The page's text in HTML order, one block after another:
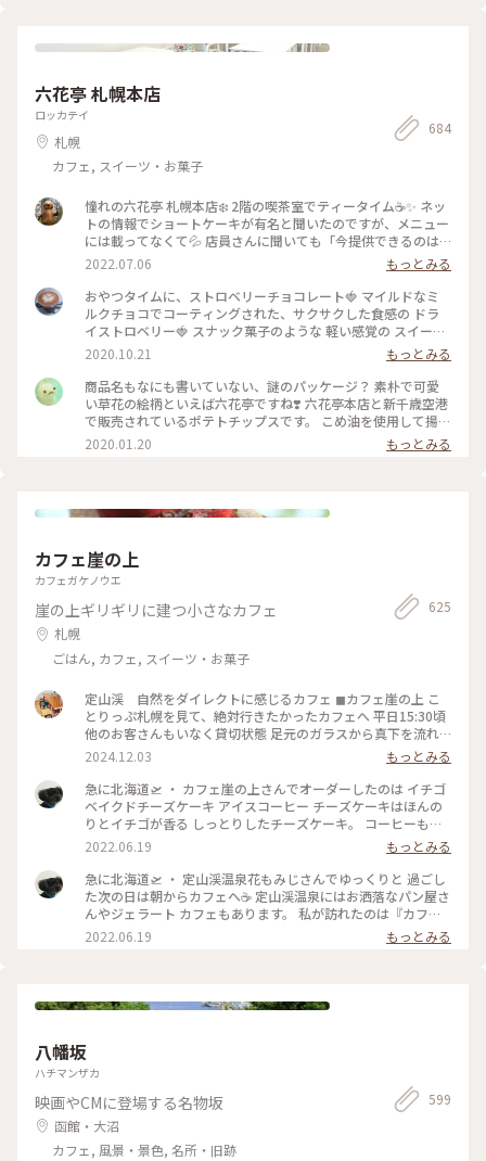
造民家コーヒーの店#レトロ喫茶#札幌カフェ#ゆるりカフェ時
だろうな (coffee & something) ガトーフロマージュもほんの
六花亭 札幌本店
ロッカテイ
札幌
カフェ, スイーツ・お菓子
684
憧れの六花亭 札幌本店❄️ 2階の喫茶室でティータイム☕️✨ ネッ
トの情報でショートケーキが有名と聞いたのですが、メニュー
には載ってなくて💦 店員さんに聞いても「今提供できるのは
メニューにあるものだけです」と言われたのでプディングケー
キにしてみました🍮 しっかりとした固めプリンが食べ応えバ
ツグン😋 やっぱり六花亭はプリンも美味しい💕 喫茶室を満喫
することができて良かったのですが、店舗限定のマルセイアイ
スサンドは喫茶室の順番待ちをしなくてもコーヒースタンドで
いただけたので、そっちでもよかったかもなんて思ったり😅 1
階ではお土産などの商品が販売されていました🎁 人気のお菓
子もバラで売られているので好きな数だけ買えて便利♪ 私は
自宅に配送してもらうことにして、細かい個数で注文させても
らいました😊 ポテトチップス以外はどれでも帯広の工場から
直送してもらえるようです🚛 後日、ギッシリと箱詰めされた
お菓子がクール便で届きました😆 こんなにあったら当分お菓
幌 #六花亭 #プリン #北海道土産 #Myことりっぷ
2022.07.06
もっとみる
おやつタイムに、ストロベリーチョコレート🍓 マイルドなミ
ルクチョコでコーティングされた、サクサクした食感の ドラ
イストロベリー🍓 スナック菓子のような 軽い感覚の スイーツ
です♬ ミルクチョコレートの甘味といちごの酸味が 程良く美
味しい✨ お馴染みの 花柄のパッケージ。 北海道が拠点の 六花
亭。 立ち寄った近くのスーパーで見つけて買いました😊 期間
限定なので、見つけてラッキーでした♡ #スイーツ #おみやげ
#チョコレート #ストロベリーチョコレート #北海道 #六花亭 #
わたしの街 #北海道フェア #近所のスーパーで見つけた #こと
りっぷ東京
2020.10.21
もっとみる
商品名もなにも書いていない、謎のパッケージ？ 素朴で可愛
い草花の絵柄といえば六花亭ですね❣️ 六花亭本店と新千歳空港
で販売されているポテトチップスです。 こめ油を使用して揚げ
ているからか、 さくっと軽い食感。 アメリカンなポテトチッ
プスと比べて ふわっと空気を含むえびせんのような感じがし
お子たちをディズニーランドに送迎したり“親戚の姉ちゃん”頑
2020.01.20 もっとみる
カフェ崖の上
カフェガケノウエ
崖の上ギリギリに建つ小さなカフェ
札幌
ごはん, カフェ, スイーツ・お菓子
625
定山渓 自然をダイレクトに感じるカフェ ◼︎カフェ崖の上 こ
とりっぷ札幌を見て、絶対行きたかったカフェへ 平日15:30頃
他のお客さんもいなく貸切状態 足元のガラスから真下を流れ
る清流が眺められる席を選び、川のせせらぎと(実際は前日の
雨のせいか結構激しい流れ)静かな店内に流れる音楽に癒し𓅨
リスとか会いたかった🐿️💕 コーヒーもケーキも美味しくっ
て、また色んな季節も感じたい素敵なお店でした！ #ベストト
リップ2024 #北海道 #札幌 #定山渓
2024.12.03
もっとみる
急に北海道🛫 ・ カフェ崖の上さんでオーダーしたのは イチゴ
ベイクドチーズケーキ アイスコーヒー チーズケーキはほんの
りとイチゴが香る しっとりしたチーズケーキ。 コーヒーもス
ッキリとした軽いコーヒーで 朝にはピッタリでした☺️ ・ #ア
ートみたいな景色 #Myことりっぷ #カフェ崖の上 #定山渓 #定
山渓温泉
2022.06.19
もっとみる
急に北海道🛫 ・ 定山渓温泉花もみじさんでゆっくりと 過ごし
た次の日は朝からカフェへ☕ 定山渓温泉にはお洒落なパン屋さ
んやジェラート カフェもあります。 私が訪れたのは『カフェ
崖の上』さん。 本当に崖の上に建ってまーす！ちょっと怖
い。 店内は静かなボサノヴァが流れ、コーヒーの 良い香りが
2022.06.19 もっとみる
八幡坂
ハチマンザカ
映画やCMに登場する名物坂
函館・大沼
カフェ, 風景・景色, 名所・旧跡
599